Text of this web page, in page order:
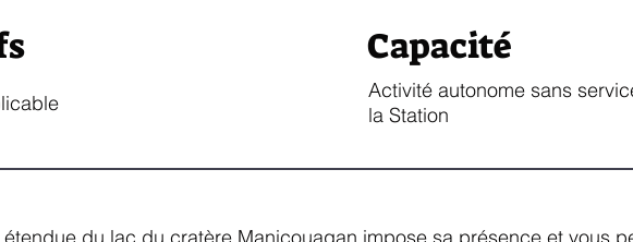
Capacité
Activité autonome sans
la Station